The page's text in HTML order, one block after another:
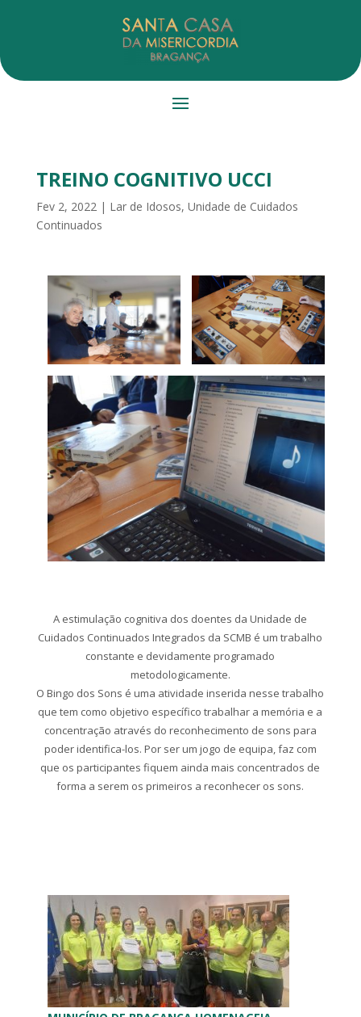
TREINO COGNITIVO UCCI
Fev 2, 2022| Lar de Idosos, Unidade de Cuidados
Continuados
A estimulação cognitiva dos doentes da Unidade de
Cuidados Continuados Integrados da SCMB é um trabalho
constante e devidamente programado
metodologicamente.
O Bingo dos Sons é uma atividade inserida nesse trabalho
que tem como objetivo específico trabalhar a memória e a
concentração através do reconhecimento de sons para
poder identifica-los. Por ser um jogo de equipa, faz com
que os participantes fiquem ainda mais concentrados de
forma a serem os primeiros a reconhecer os sons.